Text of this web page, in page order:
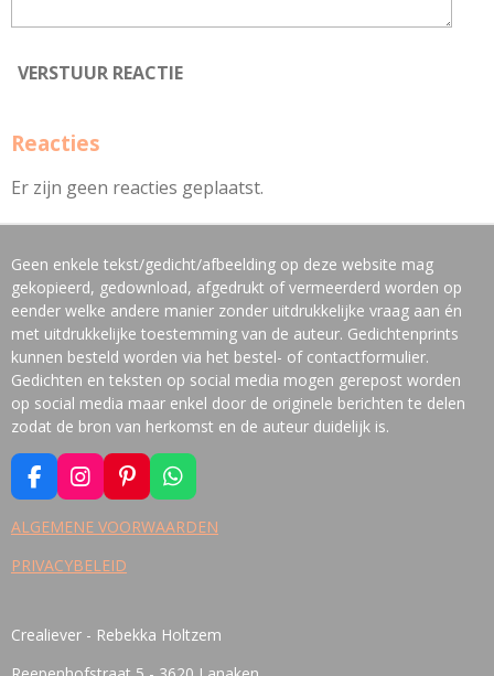
VERSTUUR REACTIE
Reacties
Er zijn geen reacties geplaatst.
Geen enkele tekst/gedicht/afbeelding op deze website mag
gekopieerd, gedownload, afgedrukt of vermeerderd worden op
eender welke andere manier zonder uitdrukkelijke vraag aan én
met uitdrukkelijke toestemming van de auteur. Gedichtenprints
kunnen besteld worden via het bestel- of contactformulier.
Gedichten en teksten op social media mogen gerepost worden
op social media maar enkel door de originele berichten te delen
zodat de bron van herkomst en de auteur duidelijk is.
F
A
C
B
K
I
N
S
A
A
P
I
N
E
S
W
H
A
P
ALGEMENE VOORWAARDEN
PRIVACYBELEID
Crealiever - Rebekka Holtzem